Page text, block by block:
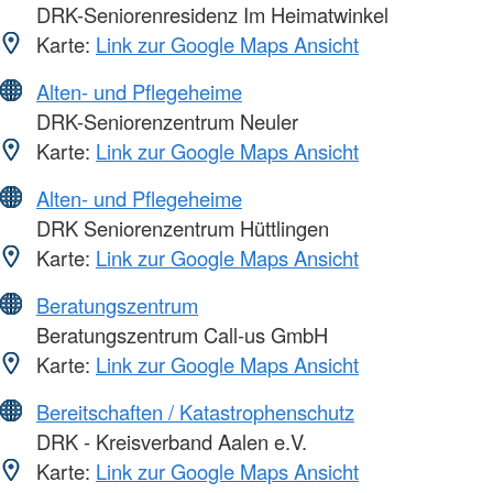
DRK-Seniorenresidenz Im Heimatwinkel
Karte: Link zur Google Maps Ansicht
Alten- und Pflegeheime
DRK-Seniorenzentrum Neuler
Karte: Link zur Google Maps Ansicht
Alten- und Pflegeheime
DRK Seniorenzentrum Hüttlingen
Karte: Link zur Google Maps Ansicht
Beratungszentrum
Beratungszentrum Call-us GmbH
Karte: Link zur Google Maps Ansicht
Bereitschaften / Katastrophenschutz
DRK - Kreisverband Aalen e.V.
Karte: Link zur Google Maps Ansicht